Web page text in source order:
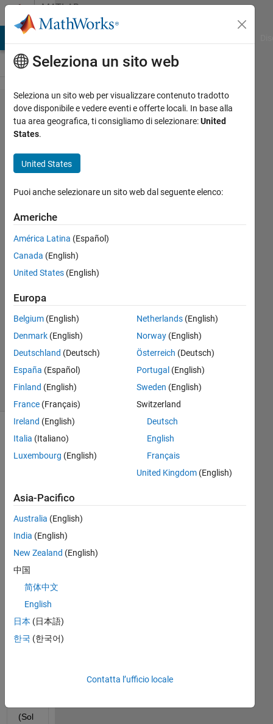
Vai al contenutoMATLAB
Answers
VBA code
and Matlab
change
(Solidworks
MACRO)
from
Matlab
Buonamici
12 Ott
2015
0
Risposte
6
Visualizzazioni
(30 giorni)
I
nee
d to
abl
e to
rea
and
cha
(Sol
Seleziona un sito web
Seleziona un sito web per visualizzare contenuto tradotto
dove disponibile e vedere eventi e offerte locali. In base alla
tua area geografica, ti consigliamo di selezionare:United
States.
United States
Puoi anche selezionare un sito web dal seguente elenco:
Americhe
América Latina (Español)
Canada (English)
United States (English)
Europa
Belgium (English)
Denmark (English)
Deutschland (Deutsch)
España (Español)
Finland (English)
France (Français)
Ireland (English)
Italia (Italiano)
Luxembourg (English)
Netherlands(English)
Norway(English)
Österreich (Deutsch)
Portugal (English)
Sweden (English)
Switzerland
Deutsch
English
Français
United Kingdom(English)
Asia-Pacifico
Australia (English)
India (English)
New Zealand (English)
中国
简体中文
English
日本 (日本語)
한국 (한국어)
Contatta l’ufficio locale